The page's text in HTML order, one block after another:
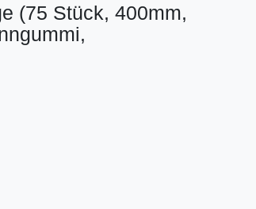
(75 Stück, 400mm,